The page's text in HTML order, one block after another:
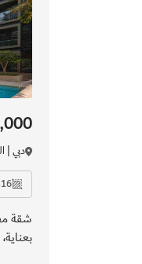
دبي |
2316
شقة